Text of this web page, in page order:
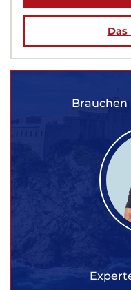
Das
Brauchen